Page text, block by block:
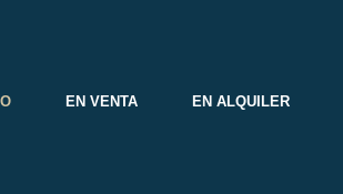
EN VENTA EN ALQUILER